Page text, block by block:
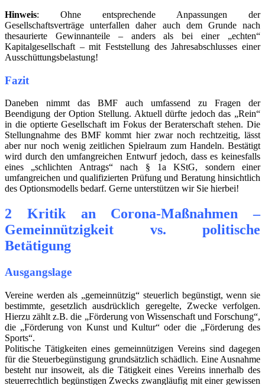
Hinweis: Ohne entsprechende Anpassungen der
Gesellschaftsverträge unterfallen daher auch dem Grunde nach
thesaurierte Gewinnanteile – anders als bei einer „echten“
Kapitalgesellschaft – mit Feststellung des Jahresabschlusses einer
Ausschüttungsbelastung!
Fazit
Daneben nimmt das BMF auch umfassend zu Fragen der
Beendigung der Option Stellung. Aktuell dürfte jedoch das „Rein“
in die optierte Gesellschaft im Fokus der Beraterschaft stehen. Die
Stellungnahme des BMF kommt hier zwar noch rechtzeitig, lässt
aber nur noch wenig zeitlichen Spielraum zum Handeln. Bestätigt
wird durch den umfangreichen Entwurf jedoch, dass es keinesfalls
eines „schlichten Antrags“ nach § 1a KStG, sondern einer
umfangreichen und qualifizierten Prüfung und Beratung hinsichtlich
des Optionsmodells bedarf. Gerne unterstützen wir Sie hierbei!
2 Kritik an Corona-Maßnahmen –
Gemeinnützigkeit vs. politische
Betätigung
Ausgangslage
Vereine werden als „gemeinnützig“ steuerlich begünstigt, wenn sie
bestimmte, gesetzlich ausdrücklich geregelte, Zwecke verfolgen.
Hierzu zählt z.B. die „Förderung von Wissenschaft und Forschung“,
die „Förderung von Kunst und Kultur“ oder die „Förderung des
Sports“.
Politische Tätigkeiten eines gemeinnützigen Vereins sind dagegen
für die Steuerbegünstigung grundsätzlich schädlich. Eine Ausnahme
besteht nur insoweit, als die Tätigkeit eines Vereins innerhalb des
steuerrechtlich begünstigen Zwecks zwangläufig mit einer gewissen